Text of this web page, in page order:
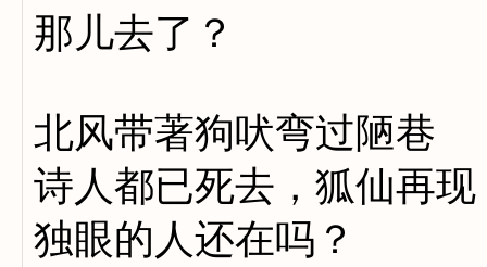
那儿去了？
北风带著狗吠弯过陋巷
诗人都已死去，狐仙再现
独眼的人还在吗？